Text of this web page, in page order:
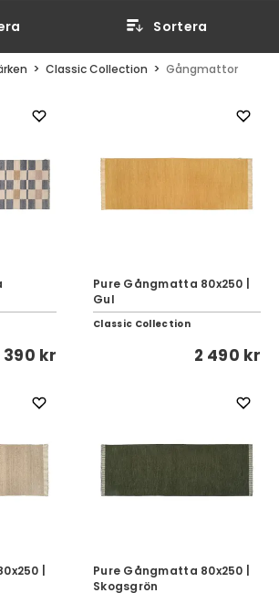
Sortera
Classic Collection Gångmattor
390 kr
Pure Gångmatta 80x250 |
Gul
Classic Collection
2 490 kr
|
Pure Gångmatta 80x250 |
Skogsgrön